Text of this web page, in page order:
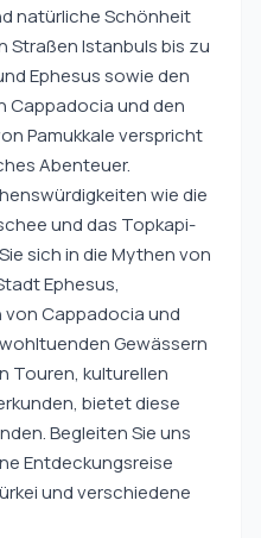
natürliche Schönheit
Straßen Istanbuls bis zu
Ephesus sowie den
Cappadocia und den
Pamukkale verspricht
Abenteuer.
wie die
und das Topkapi-
sich in die Mythen von
Ephesus,
von Cappadocia und
Gewässern
Touren, kulturellen
bietet diese
Begleiten Sie uns
Entdeckungsreise
und verschiedene